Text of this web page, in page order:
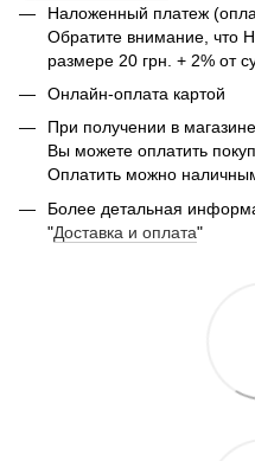
Наложенный платеж
Обратите внимание, что
размере 20 грн. + 2% от
Онлайн-оплата картой
При получении в
Вы можете оплатить
Оплатить можно
Более детальная
"Доставка и оплата"